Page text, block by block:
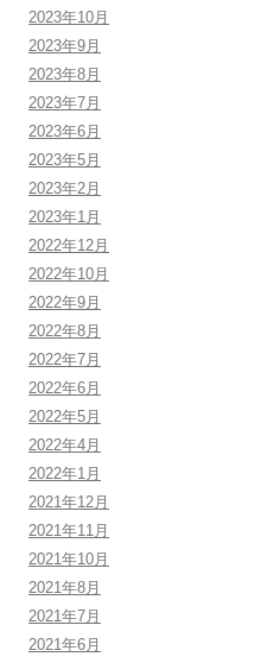
2023年10月
2023年9月
2023年8月
2023年7月
2023年6月
2023年5月
2023年2月
2023年1月
2022年12月
2022年10月
2022年9月
2022年8月
2022年7月
2022年6月
2022年5月
2022年4月
2022年1月
2021年12月
2021年11月
2021年10月
2021年8月
2021年7月
2021年6月